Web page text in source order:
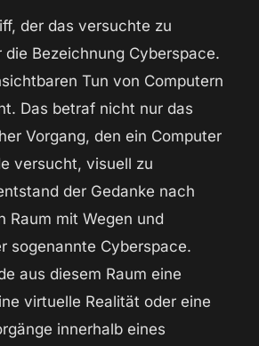
der das versuchte zu
die Bezeichnung Cyberspace.
Tun von Computern
Das betraf nicht nur das
Vorgang, den ein Computer
versucht, visuell zu
der Gedanke nach
Raum mit Wegen und
sogenannte Cyberspace.
aus diesem Raum eine
virtuelle Realität oder eine
innerhalb eines